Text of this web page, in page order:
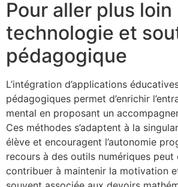
Pour aller plus loin
technologie et
pédagogique
L’intégration d’applications
pédagogiques permet d’enrichir
mental en proposant un
Ces méthodes s’adaptent à la
élève et encouragent l’autonomie
recours à des outils numériques peut
contribuer à maintenir la motivation